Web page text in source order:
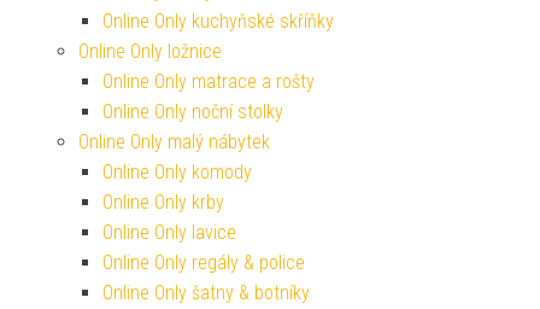
Online Only kuchyňské skříňky
Online Only ložnice
Online Only matrace a rošty
Online Only noční stolky
Online Only malý nábytek
Online Only komody
Online Only krby
Online Only lavice
Online Only regály & police
Online Only šatny & botníky